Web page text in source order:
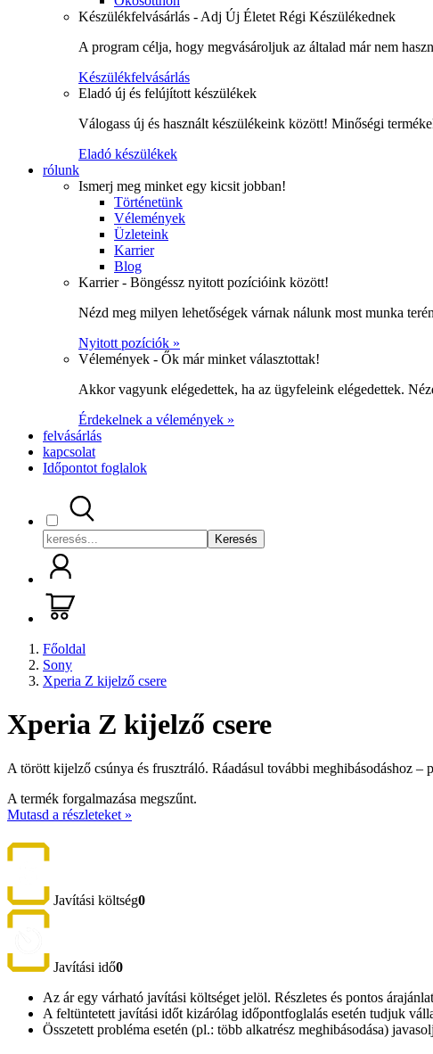
Készülékfelvásárlás - Adj Új Életet Régi Készülékednek
A program célja, hogy megvásároljuk az általad már nem
Készülékfelvásárlás
Eladó új és felújított készülékek
Válogass új és használt készülékeink között! Minőségi
Eladó készülékek
rólunk
Ismerj meg minket egy kicsit jobban!
Történetünk
Vélemények
Üzleteink
Karrier
Blog
Karrier - Böngéssz nyitott pozícióink között!
Nézd meg milyen lehetőségek várnak nálunk most munka
Nyitott pozíciók »
Vélemények - Ők már minket választottak!
Akkor vagyunk elégedettek, ha az ügyfeleink elégedettek.
Érdekelnek a vélemények »
felvásárlás
kapcsolat
Időpontot foglalok
Keresés
Főoldal
Sony
Xperia Z kijelző csere
Xperia Z kijelző csere
A törött kijelző csúnya és frusztráló. Ráadásul további meghibásodáshoz
A termék forgalmazása megszűnt.
Mutasd a részleteket »
Javítási költség0
Javítási idő0
Az ár egy várható javítási költséget jelöl. Részletes és pontos
A feltüntetett javítási időt kizárólag időpontfoglalás esetén tudjuk
Összetett probléma esetén (pl.: több alkatrész meghibásodása)